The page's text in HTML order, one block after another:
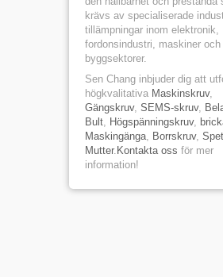
krävs av specialiserade
tillämpningar inom elektronik,
fordonsindustri, maskiner och
byggsektorer.
Sen Chang inbjuder dig att
högkvalitativa Maskinskruv,
Gängskruv, SEMS-skruv,
Bult, Högspänningskruv,
Maskingänga, Borrskruv,
Mutter. Kontakta oss för mer
information!